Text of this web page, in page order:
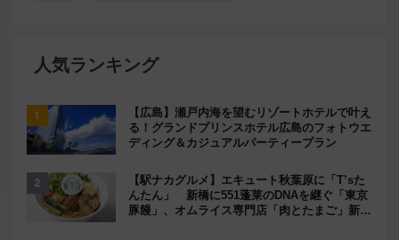
人気ランキング
【広島】瀬戸内海を望むリゾートホテルで叶え
る！グランドプリンスホテル広島のフォトウエ
ディング＆カジュアルパーティープラン
【駅ナカグルメ】エキュート秋葉原に「T’sた
んたん」 新橋に551蓬莱のDNAを継ぐ「東京
豚饅」、オムライス専門店「肉とたまご」新グ